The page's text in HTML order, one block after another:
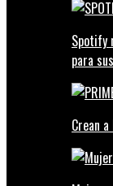
Spotify
para
Crean